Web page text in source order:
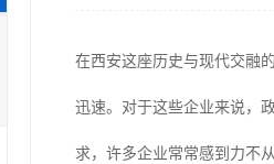
在西安这座历史与现代交融
迅速。对于这些企业来说，
求，许多企业常常感到力不